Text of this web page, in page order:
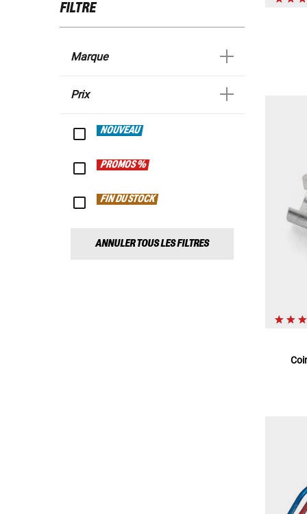
FILTRE
Marque
Prix
NOUVEAU
PROMOS %
FIN DU STOCK
ANNULER TOUS LES FILTRES